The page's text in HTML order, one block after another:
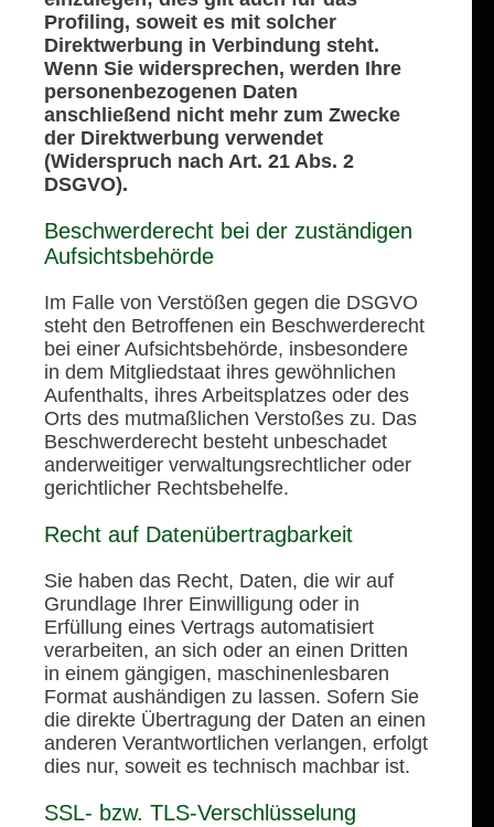
Profiling, soweit es mit solcher
Direktwerbung in Verbindung steht.
Wenn Sie widersprechen, werden Ihre
personenbezogenen Daten
anschließend nicht mehr zum Zwecke
der Direktwerbung verwendet
(Widerspruch nach Art. 21 Abs. 2
DSGVO).
Beschwerderecht bei der zuständigen
Aufsichtsbehörde
Im Falle von Verstößen gegen die DSGVO
steht den Betroffenen ein Beschwerderecht
bei einer Aufsichtsbehörde, insbesondere
in dem Mitgliedstaat ihres gewöhnlichen
Aufenthalts, ihres Arbeitsplatzes oder des
Orts des mutmaßlichen Verstoßes zu. Das
Beschwerderecht besteht unbeschadet
anderweitiger verwaltungsrechtlicher oder
gerichtlicher Rechtsbehelfe.
Recht auf Datenübertragbarkeit
Sie haben das Recht, Daten, die wir auf
Grundlage Ihrer Einwilligung oder in
Erfüllung eines Vertrags automatisiert
verarbeiten, an sich oder an einen Dritten
in einem gängigen, maschinenlesbaren
Format aushändigen zu lassen. Sofern Sie
die direkte Übertragung der Daten an einen
anderen Verantwortlichen verlangen, erfolgt
dies nur, soweit es technisch machbar ist.
SSL- bzw. TLS-Verschlüsselung